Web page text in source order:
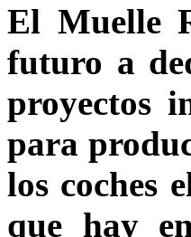
El Muelle
futuro a
proyectos
para
los coches
que hay